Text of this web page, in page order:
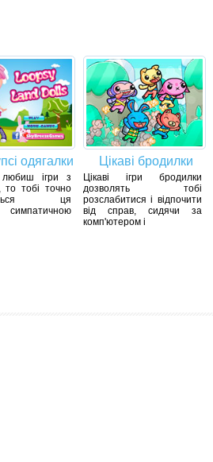
одягалки
ігри з
то тобі точно
ця
симпатичною
Цікаві бродилки
Цікаві ігри бродилки
дозволять тобі
розслабитися і відпочити
від справ, сидячи за
комп'ютером і